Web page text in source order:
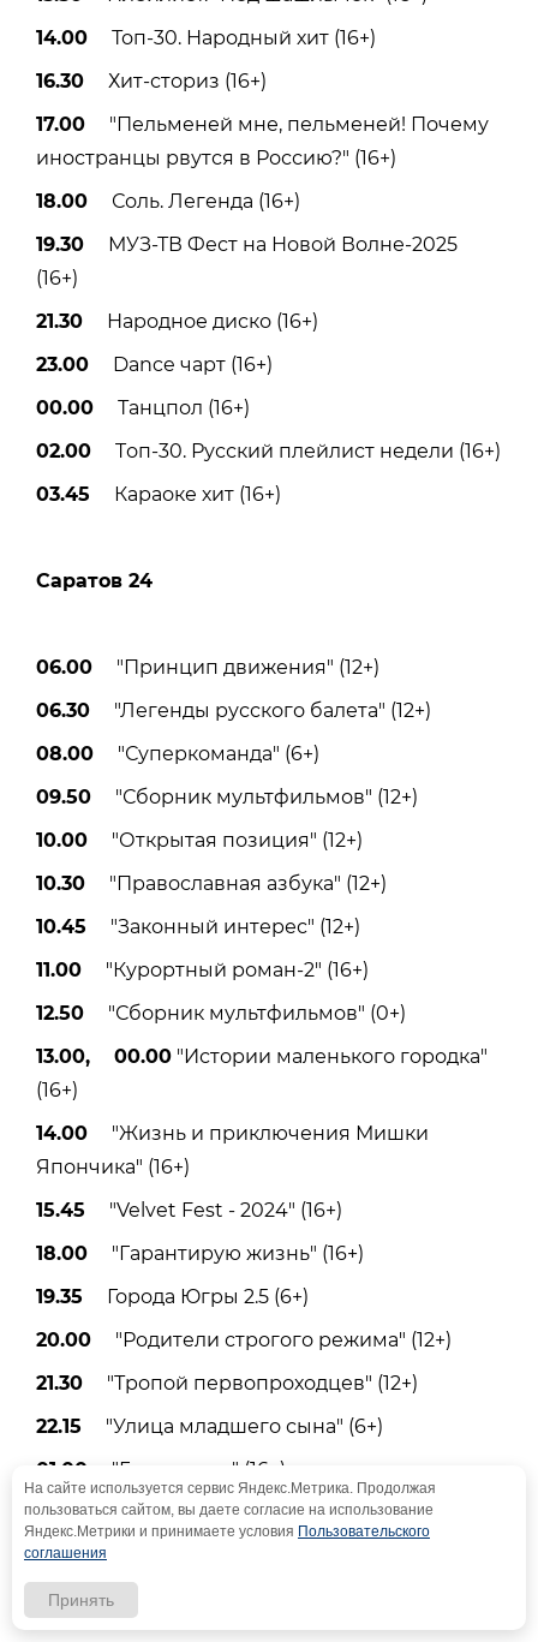
14.00 Топ-30. Народный хит (16+)
16.30 Хит-сториз (16+)
17.00 "Пельменей мне, пельменей! Почему
иностранцы рвутся в Россию?" (16+)
18.00 Соль. Легенда (16+)
19.30 МУЗ-ТВ Фест на Новой Волне-2025
(16+)
21.30 Народное диско (16+)
23.00 Dance чарт (16+)
00.00 Танцпол (16+)
02.00 Tоп-30. Русский плейлист недели (16+)
03.45 Караоке хит (16+)
Саратов 24
06.00 "Принцип движения" (12+)
06.30 "Легенды русского балета" (12+)
08.00 "Суперкоманда" (6+)
09.50 "Сборник мультфильмов" (12+)
10.00 "Открытая позиция" (12+)
10.30 "Православная азбука" (12+)
10.45 "Законный интерес" (12+)
11.00 "Курортный роман-2" (16+)
12.50 "Сборник мультфильмов" (0+)
13.00, 00.00 "Истории маленького городка"
(16+)
14.00 "Жизнь и приключения Мишки
Япончика" (16+)
15.45 "Velvet Fest - 2024" (16+)
18.00 "Гарантирую жизнь" (16+)
19.35 Города Югры 2.5 (6+)
20.00 "Родители строгого режима" (12+)
21.30 "Тропой первопроходцев" (12+)
22.15 "Улица младшего сына" (6+)
01.00 "Год в порту" (16+)
02.30Ночное вещание (12+)
Саратовский городской
На сайте используется сервис Яндекс.Метрика. Продолжая
пользоваться сайтом, вы даете согласие на использование
Яндекс.Метрики и принимаете условия Пользовательского
соглашения
Принять